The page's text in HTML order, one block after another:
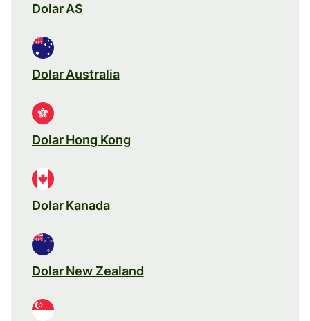
Dolar AS
Dolar Australia
Dolar Hong Kong
Dolar Kanada
Dolar New Zealand